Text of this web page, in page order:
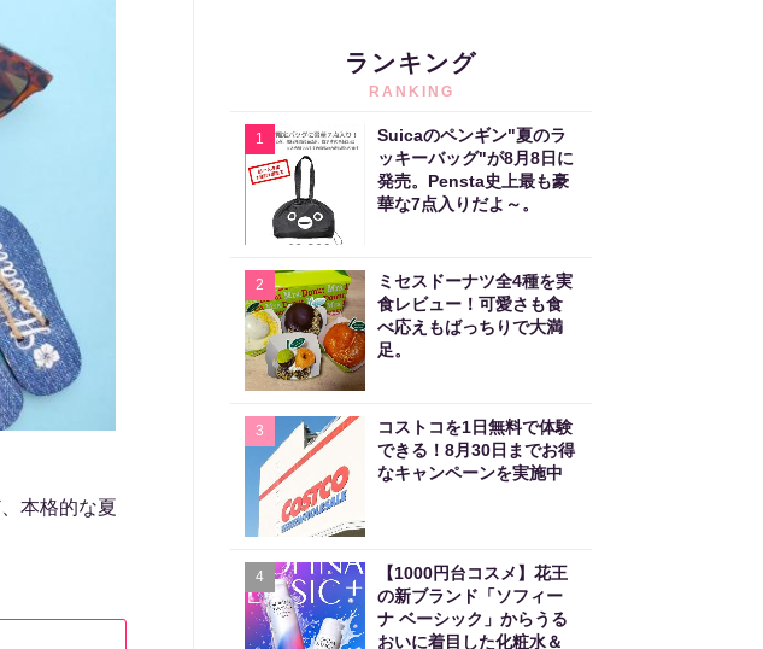
本格的な夏
ランキング
RANKING
1
Suicaのペンギン"夏のラ
ッキーバッグ"が8月8日に
発売。Pensta史上最も豪
華な7点入りだよ～。
2
ミセスドーナツ全4種を実
食レビュー！可愛さも食
べ応えもばっちりで大満
足。
3
コストコを1日無料で体験
できる！8月30日までお得
なキャンペーンを実施中
4
【1000円台コスメ】花王
の新ブランド「ソフィー
ナ ベーシック」からうる
おいに着目した化粧水＆